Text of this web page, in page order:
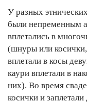
У разных
были непременным
вплетались в
(шнуры или косички,
вплетали в косы
каури вплетали в
них). Во время
косички и